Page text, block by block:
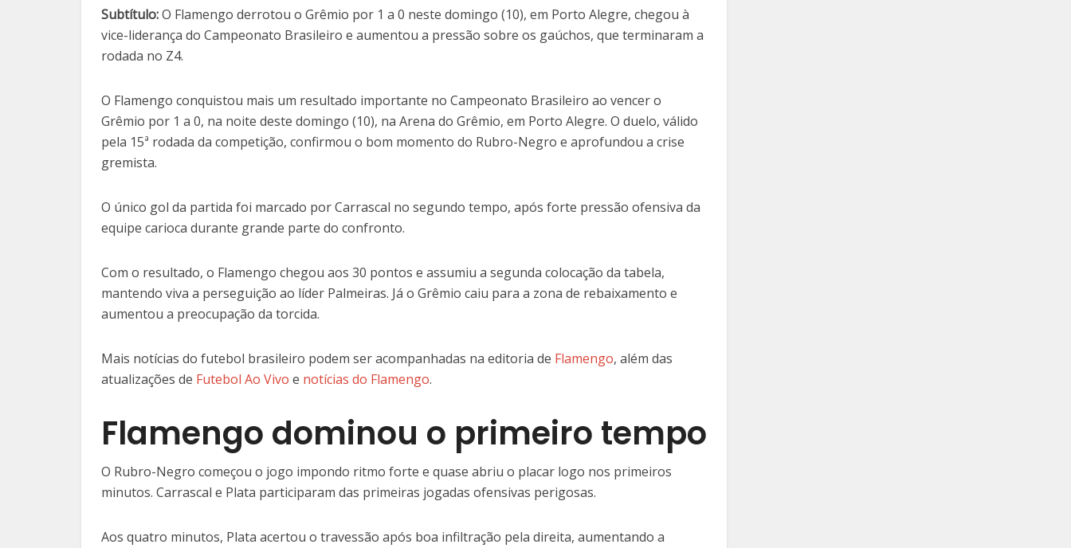
Subtítulo:O Flamengo derrotou o Grêmio por 1 a 0 neste domingo (10), em Porto Alegre, chegou à
vice-liderança do Campeonato Brasileiro e aumentou a pressão sobre os gaúchos, que terminaram a
rodada no Z4.
O Flamengo conquistou mais um resultado importante no Campeonato Brasileiro ao vencer o
Grêmio por 1 a 0, na noite deste domingo (10), na Arena do Grêmio, em Porto Alegre. O duelo, válido
pela 15ª rodada da competição, confirmou o bom momento do Rubro-Negro e aprofundou a crise
gremista.
O único gol da partida foi marcado por Carrascal no segundo tempo, após forte pressão ofensiva da
equipe carioca durante grande parte do confronto.
Com o resultado, o Flamengo chegou aos 30 pontos e assumiu a segunda colocação da tabela,
mantendo viva a perseguição ao líder Palmeiras. Já o Grêmio caiu para a zona de rebaixamento e
aumentou a preocupação da torcida.
Mais notícias do futebol brasileiro podem ser acompanhadas na editoria de Flamengo, além das
atualizações de Futebol Ao Vivo e notícias do Flamengo.
Flamengo dominou o primeiro tempo
O Rubro-Negro começou o jogo impondo ritmo forte e quase abriu o placar logo nos primeiros
minutos. Carrascal e Plata participaram das primeiras jogadas ofensivas perigosas.
Aos quatro minutos, Plata acertou o travessão após boa infiltração pela direita, aumentando a